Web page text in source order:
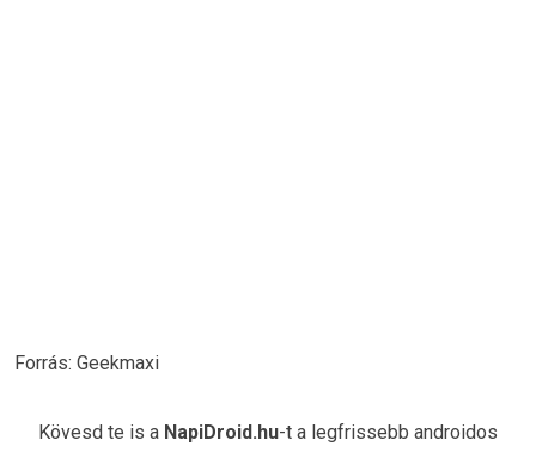
Forrás: Geekmaxi
Kövesd te is a NapiDroid.hu-t a legfrissebb androidos